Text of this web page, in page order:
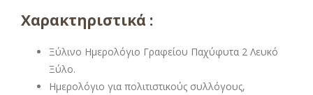
Χαρακτηριστικά :
Ξύλινο Ημερολόγιο Γραφείου Παχύφυτα 2 Λευκό
Ξύλο.
Ημερολόγιο για πολιτιστικούς συλλόγους,